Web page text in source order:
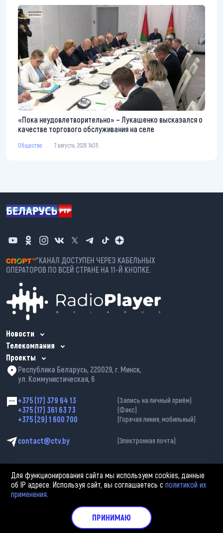
«Пока неудовлетворительно» – Лукашенко высказался о
качестве торгового обслуживания на селе
Общество 7 августа, 2026 14:35
*КАНАЛ ДОСТУПЕН ЧЕРЕЗ КАБЕЛЬНЫХ
ОПЕРАТОРОВ ПО ВСЕЙ СТРАНЕ НА 11-Й КНОПКЕ.
Новости
Телекомпания
Проекты
Республика Беларусь, 220029, г. Минск,
ул. Коммунистическая, 6
+375 (17) 379 64 13 (Запись на личный приём)
+375 (17) 361 63 73 (Факс)
+375 (29) 1 600 700 (Горячая линия, мобильный)
contact@ctv.by (Электронная почта)
2002—2026 © ЗАО «Столичное телевидение». При любом использовании
материалов активная гиперссылка на «belarus-news.by» обязательна.
Политика обработки персональных данных
Для функционирования сайта мы используем cookies, данные
об IP адресе. Используя сайт, вы соглашаетесь сполитикой их
применения.
ПРИНИМАЮ